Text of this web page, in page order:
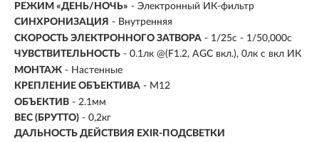
РЕЖИМ «ДЕНЬ/НОЧЬ» - Электронный ИК-фильтр
СИНХРОНИЗАЦИЯ - Внутренняя
СКОРОСТЬ ЭЛЕКТРОННОГО ЗАТВОРА - 1/25с - 1/50,000с
ЧУВСТВИТЕЛЬНОСТЬ - 0.1лк @(F1.2, AGC вкл.), 0лк с вкл ИК
МОНТАЖ - Настенные
КРЕПЛЕНИЕ ОБЪЕКТИВА - М12
ОБЪЕКТИВ - 2.1мм
ВЕС (БРУТТО) - 0,2кг
ДАЛЬНОСТЬ ДЕЙСТВИЯ EXIR-ПОДСВЕТКИ